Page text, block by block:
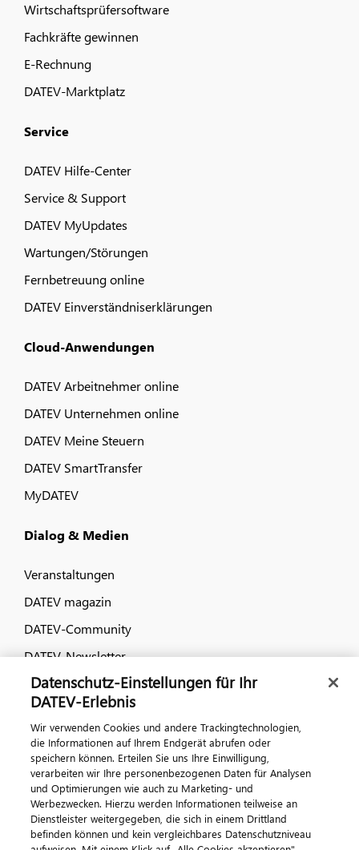
Wirtschaftsprüfersoftware
Fachkräfte gewinnen
E-Rechnung
DATEV-Marktplatz
Service
DATEV Hilfe-Center
Service & Support
DATEV MyUpdates
Wartungen/Störungen
Fernbetreuung online
DATEV Einverständniserklärungen
Cloud-Anwendungen
DATEV Arbeitnehmer online
DATEV Unternehmen online
DATEV Meine Steuern
DATEV SmartTransfer
MyDATEV
Dialog & Medien
Veranstaltungen
DATEV magazin
DATEV-Community
DATEV-Newsletter
Kontaktieren Sie uns
Datenschutz-Einstellungen für Ihr
DATEV-Erlebnis
Wir verwenden Cookies und andere Trackingtechnologien,
die Informationen auf Ihrem Endgerät abrufen oder
speichern können. Erteilen Sie uns Ihre Einwilligung,
verarbeiten wir Ihre personenbezogenen Daten für Analysen
und Optimierungen wie auch zu Marketing- und
Werbezwecken. Hierzu werden Informationen teilweise an
Dienstleister weitergegeben, die sich in einem Drittland
befinden können und kein vergleichbares Datenschutzniveau